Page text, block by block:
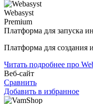
Webasyst
Premium
Платформа для запуска
Платформа для создания
Читать подробнее про
Веб-сайт
Сравнить
Добавить в избранное